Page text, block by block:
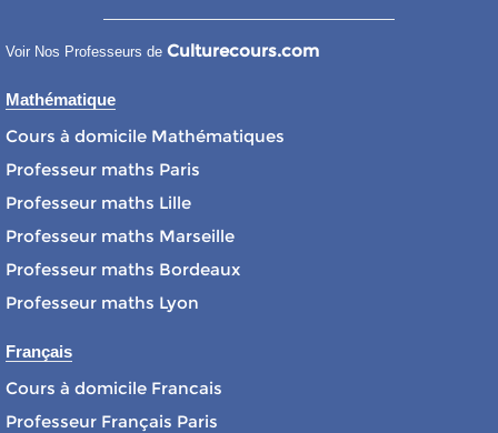
Voir Nos Professeurs de Culturecours.com
Mathématique
Cours à domicile Mathématiques
Professeur maths Paris
Professeur maths Lille
Professeur maths Marseille
Professeur maths Bordeaux
Professeur maths Lyon
Français
Cours à domicile Francais
Professeur Français Paris